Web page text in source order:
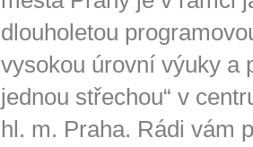
dlouholetou
vysokou úrovní výuky a
jednou střechou“ v
hl. m. Praha. Rádi vám